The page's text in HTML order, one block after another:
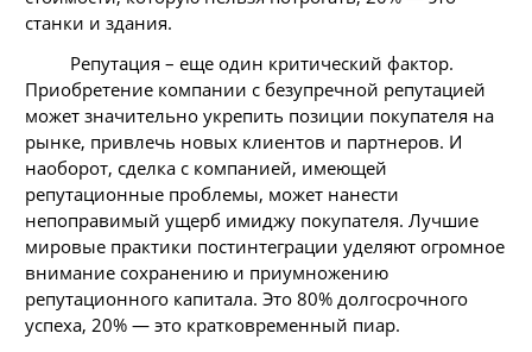
станки и здания.
Репутация – еще один критический фактор.
Приобретение компании с безупречной репутацией
может значительно укрепить позиции покупателя на
рынке, привлечь новых клиентов и партнеров. И
наоборот, сделка с компанией, имеющей
репутационные проблемы, может нанести
непоправимый ущерб имиджу покупателя. Лучшие
мировые практики постинтеграции уделяют огромное
внимание сохранению и приумножению
репутационного капитала. Это 80% долгосрочного
успеха, 20% — это кратковременный пиар.